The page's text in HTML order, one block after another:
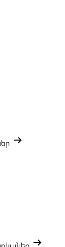
arrow_right_alt
arrow_right_alt